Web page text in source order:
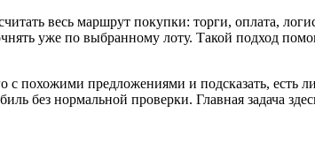
весь маршрут покупки: торги, оплата,
уже по выбранному лоту. Такой подход
предложениями и подсказать, есть
без нормальной проверки. Главная задача